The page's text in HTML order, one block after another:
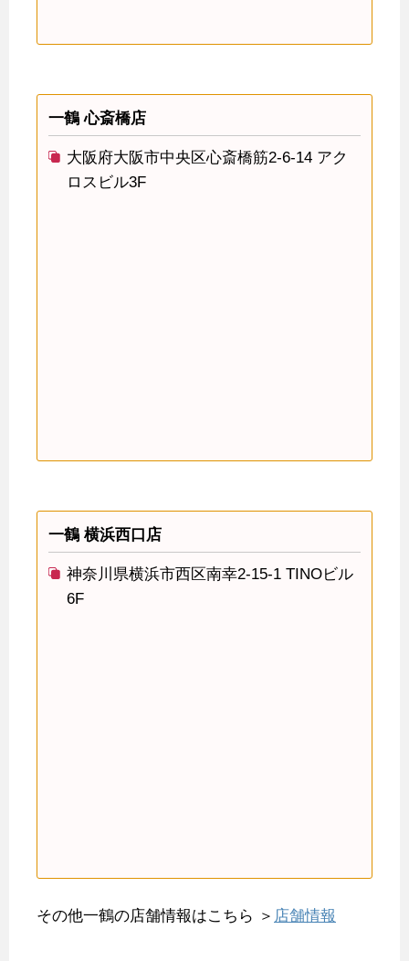
一鶴 心斎橋店
大阪府大阪市中央区心斎橋筋2-6-14 アク
ロスビル3F
一鶴 横浜西口店
神奈川県横浜市西区南幸2-15-1 TINOビル
6F
その他一鶴の店舗情報はこちら ＞ 店舗情報